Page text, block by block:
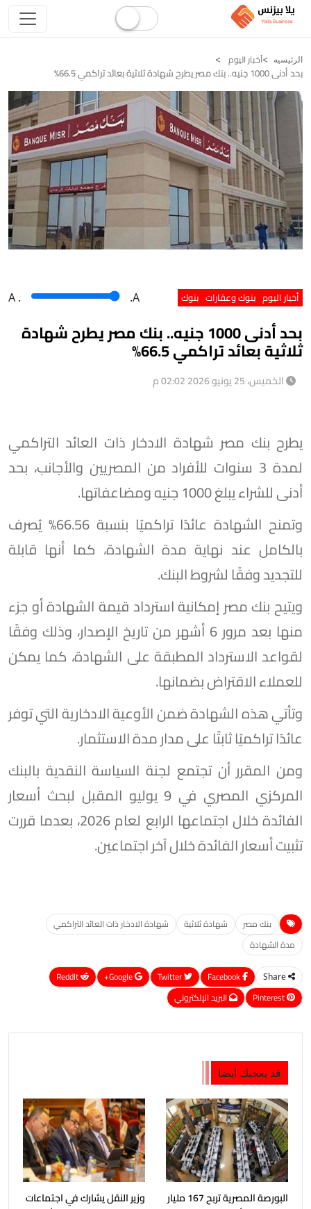
الرئيسيه أخبار اليوم
بحد أدنى 1000 جنيه.. بنك مصر يطرح شهادة ثلاثية بعائد تراكمي 66.5%
أخبار اليوم بنوك وعقارات بنوك A . .A
بحد أدنى 1000 جنيه.. بنك مصر يطرح شهادة
ثلاثية بعائد تراكمي 66.5%
الخميس، 25 يونيو 2026 02:02 م
يطرح بنك مصر شهادة الادخار ذات العائد التراكمي
لمدة 3 سنوات للأفراد من المصريين والأجانب، بحد
أدنى للشراء يبلغ 1000 جنيه ومضاعفاتها.
وتمنح الشهادة عائدًا تراكميًا بنسبة 66.56% يُصرف
بالكامل عند نهاية مدة الشهادة، كما أنها قابلة
للتجديد وفقًا لشروط البنك.
ويتيح بنك مصر إمكانية استرداد قيمة الشهادة أو جزء
منها بعد مرور 6 أشهر من تاريخ الإصدار، وذلك وفقًا
لقواعد الاسترداد المطبقة على الشهادة، كما يمكن
للعملاء الاقتراض بضمانها.
وتأتي هذه الشهادة ضمن الأوعية الادخارية التي توفر
عائدًا تراكميًا ثابتًا على مدار مدة الاستثمار.
ومن المقرر أن تجتمع لجنة السياسة النقدية بالبنك
المركزي المصري في 9 يوليو المقبل لبحث أسعار
الفائدة خلال اجتماعها الرابع لعام 2026، بعدما قررت
تثبيت أسعار الفائدة خلال آخر اجتماعين.
بنك مصر شهادة ثلاثية
شهادة الادخار ذات العائد التراكمي
مدة الشهادة
Share
Google+
ReddIt
Pinterest
البريد الإلكتروني
قد يعجبك ايضا
البورصة المصرية تربح 167 مليار
وزير النقل يشارك في اجتماعات